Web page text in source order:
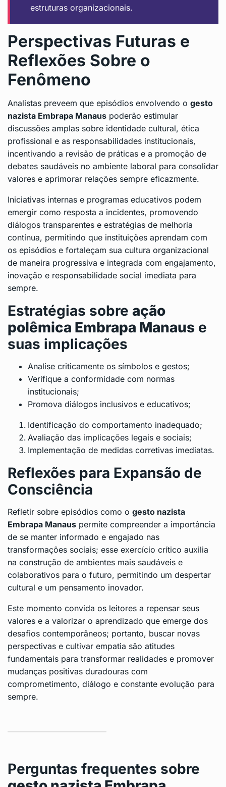
estruturas organizacionais.
Perspectivas Futuras e
Reflexões Sobre o
Fenômeno
Analistas preveem que episódios envolvendo o gesto
nazista Embrapa Manaus poderão estimular
discussões amplas sobre identidade cultural, ética
profissional e as responsabilidades institucionais,
incentivando a revisão de práticas e a promoção de
debates saudáveis no ambiente laboral para consolidar
valores e aprimorar relações sempre eficazmente.
Iniciativas internas e programas educativos podem
emergir como resposta a incidentes, promovendo
diálogos transparentes e estratégias de melhoria
contínua, permitindo que instituições aprendam com
os episódios e fortaleçam sua cultura organizacional
de maneira progressiva e integrada com engajamento,
inovação e responsabilidade social imediata para
sempre.
Estratégias sobre ação
polêmica Embrapa Manaus e
suas implicações
Analise criticamente os símbolos e gestos;
Verifique a conformidade com normas
institucionais;
Promova diálogos inclusivos e educativos;
Identificação do comportamento inadequado;
Avaliação das implicações legais e sociais;
Implementação de medidas corretivas imediatas.
Reflexões para Expansão de
Consciência
Refletir sobre episódios como o gesto nazista
Embrapa Manaus permite compreender a importância
de se manter informado e engajado nas
transformações sociais; esse exercício crítico auxilia
na construção de ambientes mais saudáveis e
colaborativos para o futuro, permitindo um despertar
cultural e um pensamento inovador.
Este momento convida os leitores a repensar seus
valores e a valorizar o aprendizado que emerge dos
desafios contemporâneos; portanto, buscar novas
perspectivas e cultivar empatia são atitudes
fundamentais para transformar realidades e promover
mudanças positivas duradouras com
comprometimento, diálogo e constante evolução para
sempre.
Perguntas frequentes sobre